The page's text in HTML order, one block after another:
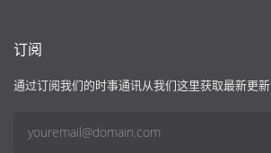
订阅
通过订阅我们的时事通讯从我们这里获取最新更新